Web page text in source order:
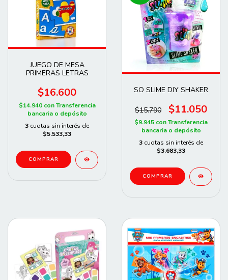
JUEGO DE MESA
PRIMERAS LETRAS
$16.600
$14.940 con Transferencia
bancaria o depósito
3 cuotas sin interés de
$5.533,33
SO SLIME DIY SHAKER
$15.790 $11.050
$9.945 conTransferencia
bancaria o depósito
3 cuotas sin interés de
$3.683,33